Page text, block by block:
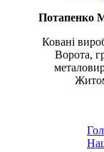
Потапенко
Ковані
Ворота,